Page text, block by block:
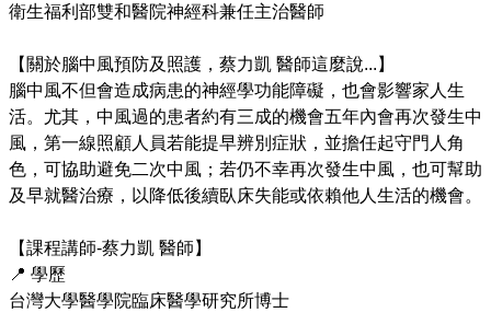
衛生福利部雙和醫院神經科兼任主治醫師
【關於腦中風預防及照護，蔡力凱 醫師這麼說...】
腦中風不但會造成病患的神經學功能障礙，也會影響家人生
活。尤其，中風過的患者約有三成的機會五年內會再次發生中
風，第一線照顧人員若能提早辨別症狀，並擔任起守門人角
色，可協助避免二次中風；若仍不幸再次發生中風，也可幫助
及早就醫治療，以降低後續臥床失能或依賴他人生活的機會。
【課程講師-蔡力凱 醫師】
📍 學歷
台灣大學醫學院臨床醫學研究所博士